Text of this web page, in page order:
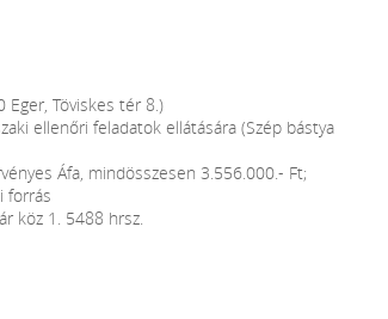
Eger, Töviskes tér 8.)
ellenőri feladatok ellátására (Szép bástya
Áfa, mindösszesen 3.556.000.- Ft;
forrás
köz 1. 5488 hrsz.